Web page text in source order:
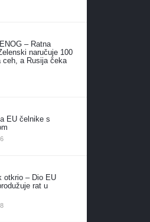
– Ratna
naručuje 100
ceh, a Rusija čeka
EU čelnike s
komentara
otkrio – Dio EU
rat u
komentara